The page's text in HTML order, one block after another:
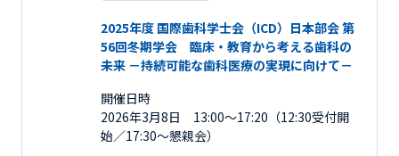
2025年度 国際歯科学士会（ICD）日本部会 第
56回冬期学会 臨床・教育から考える歯科の
未来 －持続可能な歯科医療の実現に向けて－
開催日時
2026年3月8日 13:00～17:20（12:30受付開
始／17:30～懇親会）